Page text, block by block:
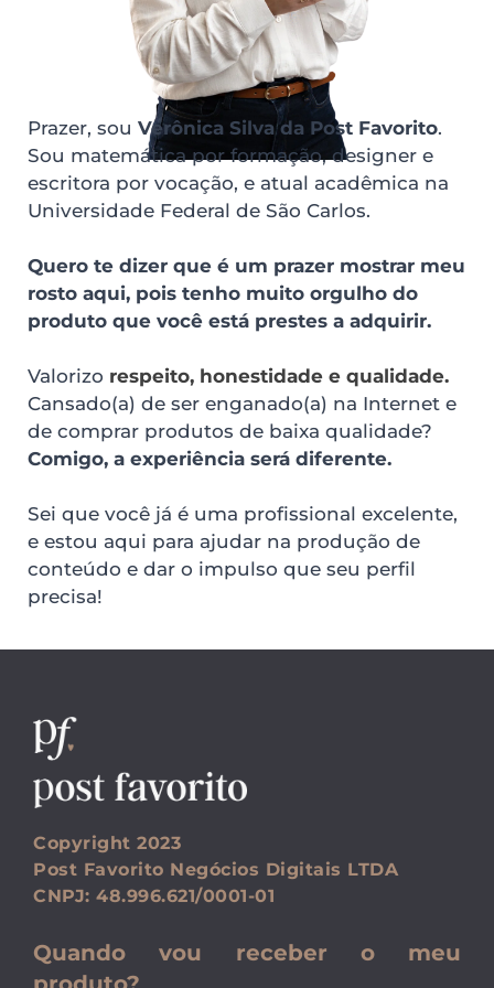
Prazer, sou Verônica Silva da Post Favorito.
Sou matemática por formação, designer e
escritora por vocação, e atual acadêmica na
Universidade Federal de São Carlos.
Quero te dizer que é um prazer mostrar meu
rosto aqui, pois tenho muito orgulho do
produto que você está prestes a adquirir.
Valorizo
Cansado(a) de ser enganado(a) na Internet e
Comigo, a experiência será diferente.
Sei que você já é uma profissional excelente,
e estou aqui para ajudar na produção de
conteúdo e dar o impulso que seu perfil
precisa!
Copyright 2023
Post Favorito Negócios Digitais LTDA
CNPJ: 48.996.621/0001-01
Quando vou receber o meu